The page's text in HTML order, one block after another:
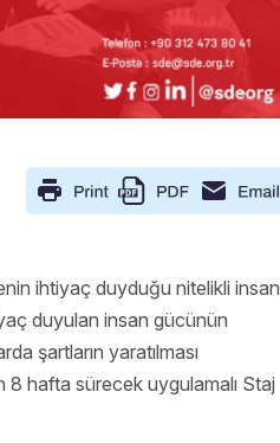
ihtiyaç duyduğu nitelikli insan
duyulan insan gücünün
şartların yaratılması
hafta sürecek uygulamalı Staj